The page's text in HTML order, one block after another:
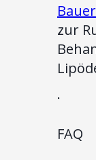
zur
.
FAQ